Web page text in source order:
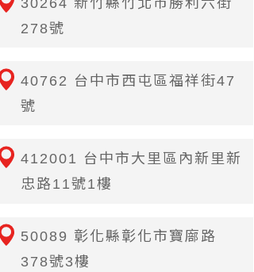
278號
40762 台中市西屯區福祥街47
號
412001 台中市大里區內新里新
忠路11號1樓
50089 彰化縣彰化市寶廍路
378號3樓